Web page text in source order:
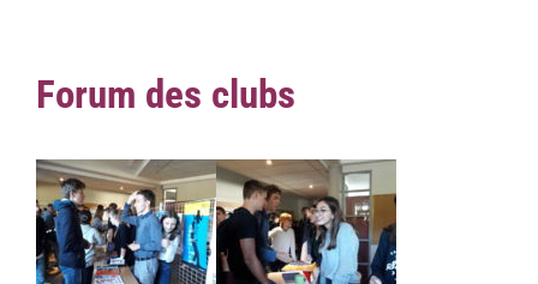
Forum des clubs